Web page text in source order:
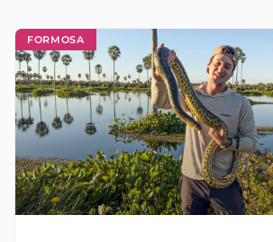
FORMOSA